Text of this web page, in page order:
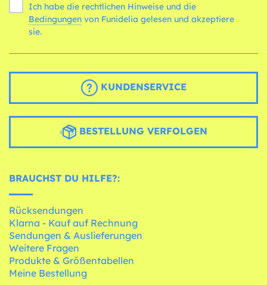
Ich habe die rechtlichen Hinweise und die
Bedingungen
sie.
KUNDENSERVICE
BESTELLUNG VERFOLGEN
BRAUCHST DU HILFE?:
Rücksendungen
Klarna - Kauf auf Rechnung
Sendungen & Auslieferungen
Weitere Fragen
Produkte & Größentabellen
Meine Bestellung